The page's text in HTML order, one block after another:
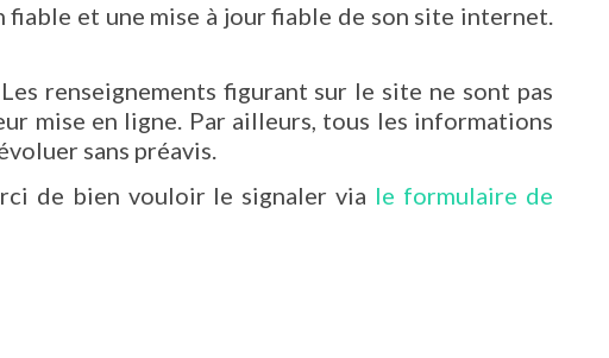
et une mise à jour fiable de son site internet.
renseignements figurant sur le site ne sont pas
mise en ligne. Par ailleurs, tous les informations
sans préavis.
de bien vouloir le signaler via le formulaire de